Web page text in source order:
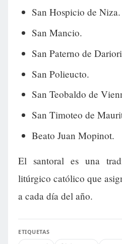
San Hospicio de Niza.
San Mancio.
San Paterno de
San Polieucto.
San Teobaldo de
San Timoteo de
Beato Juan Mopinot.
El santoral es una
litúrgico católico que
a cada día del año.
ETIQUETAS